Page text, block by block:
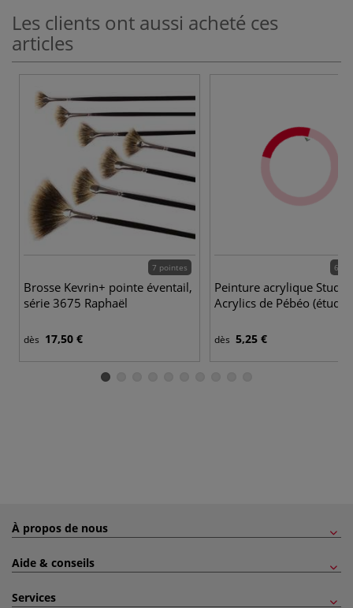
Les clients ont aussi acheté ces
articles
7 pointes
Brosse Kevrin+ pointe éventail,
série 3675 Raphaël
dès 17,50 €
63
Peinture acrylique Studio
Acrylics de Pébéo (étude)
dès 5,25 €
À propos de nous
Aide & conseils
Services